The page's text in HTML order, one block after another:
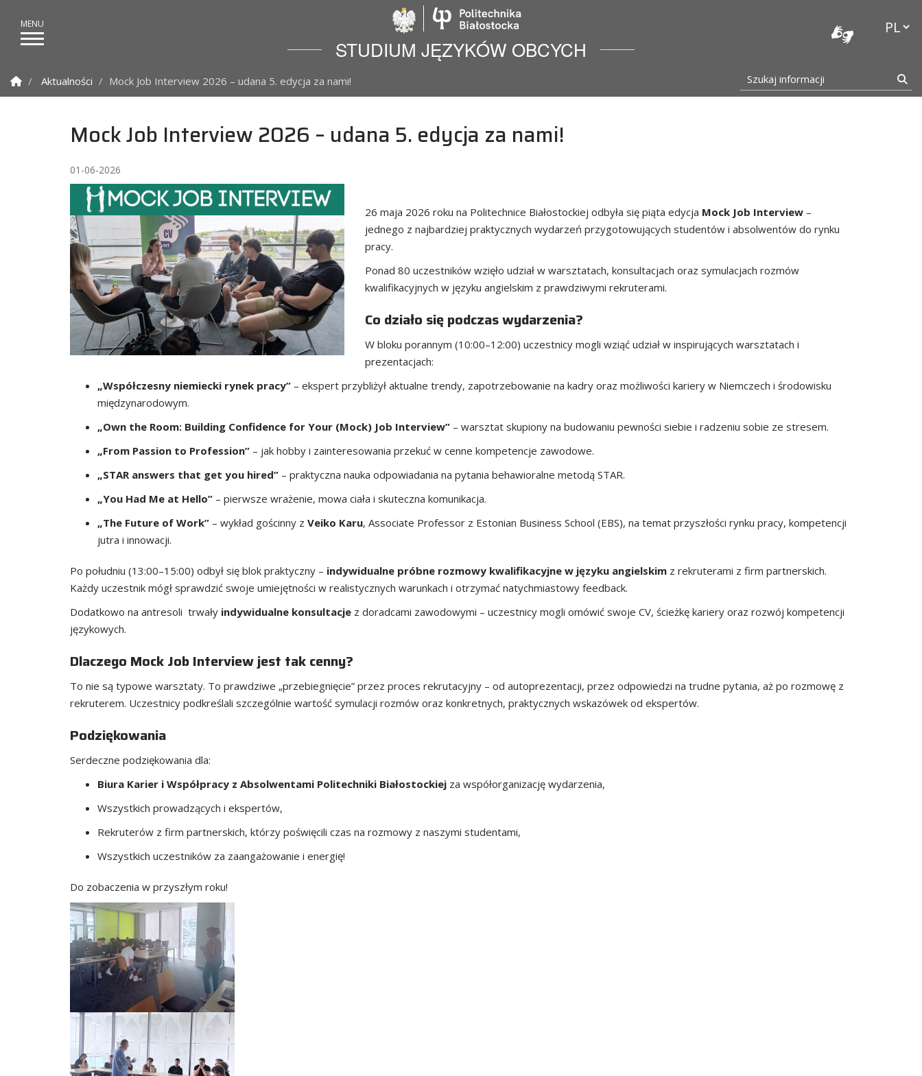
STUDIUM JĘZYKÓW OBCYCH
Strona Główna
Aktualności Mock Job Interview 2026 – udana 5. edycja za nami! Szukaj informacji
Mock Job Interview 2026 – udana 5. edycja za nami!
01-06-2026
26 maja 2026 roku na Politechnice Białostockiej odbyła się piąta edycja Mock Job Interview –
jednego z najbardziej praktycznych wydarzeń przygotowujących studentów i absolwentów do rynku
pracy.
Ponad 80 uczestników wzięło udział w warsztatach, konsultacjach oraz symulacjach rozmów
kwalifikacyjnych w języku angielskim z prawdziwymi rekruterami.
Co działo się podczas wydarzenia?
W bloku porannym (10:00–12:00) uczestnicy mogli wziąć udział w inspirujących warsztatach i
prezentacjach:
„Współczesny niemiecki rynek pracy” – ekspert przybliżył aktualne trendy, zapotrzebowanie na kadry oraz możliwości kariery w Niemczech i środowisku
międzynarodowym.
„Own the Room: Building Confidence for Your (Mock) Job Interview” – warsztat skupiony na budowaniu pewności siebie i radzeniu sobie ze stresem.
„From Passion to Profession” – jak hobby i zainteresowania przekuć w cenne kompetencje zawodowe.
„STAR answers that get you hired” – praktyczna nauka odpowiadania na pytania behawioralne metodą STAR.
„You Had Me at Hello” – pierwsze wrażenie, mowa ciała i skuteczna komunikacja.
„The Future of Work” – wykład gościnny z Veiko Karu, Associate Professor z Estonian Business School (EBS), na temat przyszłości rynku pracy, kompetencji
jutra i innowacji.
Po południu (13:00–15:00) odbył się blok praktyczny – indywidualne próbne rozmowy kwalifikacyjne w języku angielskim z rekruterami z firm partnerskich.
Każdy uczestnik mógł sprawdzić swoje umiejętności w realistycznych warunkach i otrzymać natychmiastowy feedback.
Dodatkowo na antresoli trwały indywidualne konsultacje z doradcami zawodowymi – uczestnicy mogli omówić swoje CV, ścieżkę kariery oraz rozwój kompetencji
językowych.
Dlaczego Mock Job Interview jest tak cenny?
To nie są typowe warsztaty. To prawdziwe „przebiegnięcie” przez proces rekrutacyjny – od autoprezentacji, przez odpowiedzi na trudne pytania, aż po rozmowę z
rekruterem. Uczestnicy podkreślali szczególnie wartość symulacji rozmów oraz konkretnych, praktycznych wskazówek od ekspertów.
Podziękowania
Serdeczne podziękowania dla:
Biura Karier i Współpracy z Absolwentami Politechniki Białostockiej za współorganizację wydarzenia,
Wszystkich prowadzących i ekspertów,
Rekruterów z firm partnerskich, którzy poświęcili czas na rozmowy z naszymi studentami,
Wszystkich uczestników za zaangażowanie i energię!
Do zobaczenia w przyszłym roku!